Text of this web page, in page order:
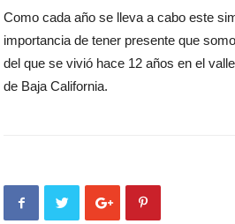
Como cada año se lleva a cabo este
importancia de tener presente que
del que se vivió hace 12 años en el
de Baja California.